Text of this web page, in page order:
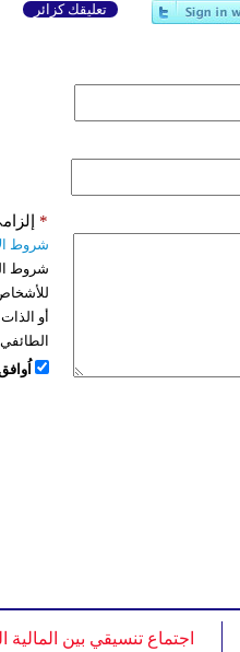
تعليقك كزائر
*
شروط
شروط
أو
اجتماع تنسيقي بين المالية